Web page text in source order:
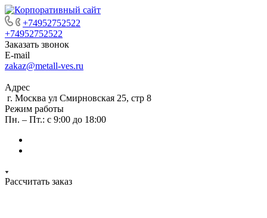
+74952752522
+74952752522
Заказать звонок
E-mail
zakaz@metall-ves.ru
Адрес
г. Москва ул Смирновская 25, стр 8
Режим работы
Пн. – Пт.: с 9:00 до 18:00
Рассчитать заказ